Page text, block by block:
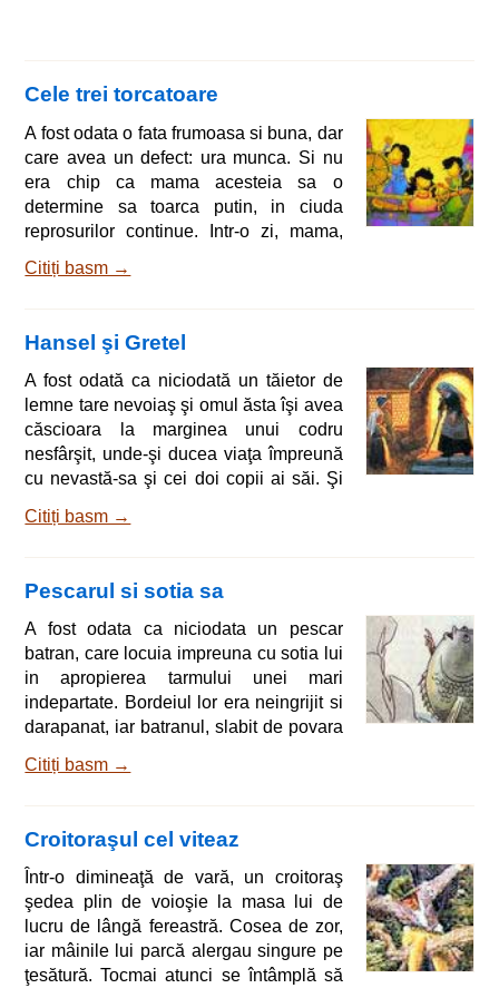
Cele trei torcatoare
A fost odata o fata frumoasa si buna, dar
care avea un defect: ura munca. Si nu
era chip ca mama acesteia sa o
determine sa toarca putin, in ciuda
reprosurilor continue. Intr-o zi, mama,
convinge fiica sa munceasca, ii trase o
izbucni in plans. In acel moment trecea
pe acolo regina, in caleasca sa regala.
Regina, care era renumita pentru
bunatatea ei, auzind plansetul fetei,
porunci
Citiți basm →
Hansel şi Gretel
A fost odată ca niciodată un tăietor de
lemne tare nevoiaş şi omul ăsta îşi avea
căscioara la marginea unui codru
nesfârşit, unde-şi ducea viaţa împreună
cu nevastă-sa şi cei doi copii ai săi. Şi
Gretel. De sărmani ce erau, nu prea
abată asupra ţării o mare scumpete, nu
mai fură-n stare să-şi agonisească nici
măcar pâinea cea zilnică. Seara în pat,
pe bietul om începeau să-l munceasc
Citiți basm →
Pescarul si sotia sa
A fost odata ca niciodata un pescar
batran, care locuia impreuna cu sotia lui
in apropierea tarmului unei mari
indepartate. Bordeiul lor era neingrijit si
darapanat, iar batranul, slabit de povara
mai iesea pe mare, la pescuit, de teama
barca lui veche, legata de o radacina
uscativa de pe tarm, de unde isi arunca-
n apa undita. Prindea doar pestisori mai
mici, cu care nu prea reus
Citiți basm →
Croitoraşul cel viteaz
Într-o dimineaţă de vară, un croitoraş
şedea plin de voioşie la masa lui de
lucru de lângă fereastră. Cosea de zor,
iar mâinile lui parcă alergau singure pe
ţesătură. Tocmai atunci se întâmplă să